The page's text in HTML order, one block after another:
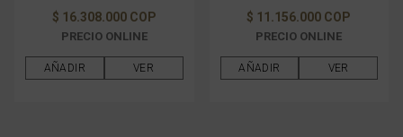
$ 16.308.000 COP
PRECIO ONLINE
AÑADIR VER
$ 11.156.000 COP
PRECIO ONLINE
AÑADIR VER